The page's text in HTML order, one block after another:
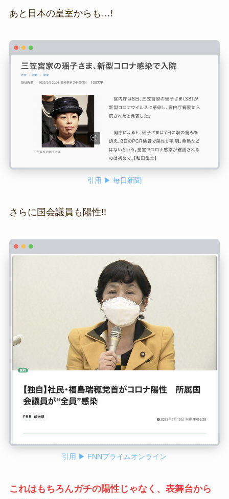
あと日本の皇室からも…!
引用 ▶ 毎日新聞
さらに国会議員も陽性!!
引用 ▶ FNNプライムオンライン
これはもちろんガチの陽性じゃなく、表舞台から